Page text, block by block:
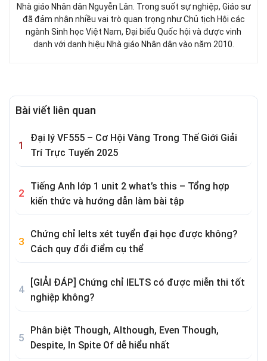
Nhà giáo Nhân dân Nguyễn Lân. Trong suốt sự nghiệp, Giáo sư
đã đảm nhận nhiều vai trò quan trọng như Chủ tịch Hội các
ngành Sinh học Việt Nam, Đại biểu Quốc hội và được vinh
danh với danh hiệu Nhà giáo Nhân dân vào năm 2010.
Bài viết liên quan
Đại lý VF555 – Cơ Hội Vàng Trong Thế Giới Giải
Trí Trực Tuyến 2025
Tiếng Anh lớp 1 unit 2 what’s this – Tổng hợp
kiến thức và hướng dẫn làm bài tập
Chứng chỉ Ielts xét tuyển đại học được không?
Cách quy đổi điểm cụ thể
[GIẢI ĐÁP] Chứng chỉ IELTS có được miễn thi tốt
nghiệp không?
Phân biệt Though, Although, Even Though,
Despite, In Spite Of dễ hiểu nhất